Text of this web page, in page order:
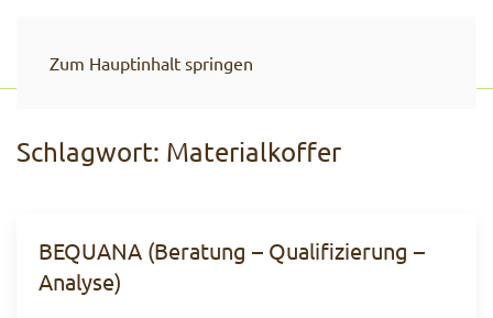
Zum Hauptinhalt springen
Schlagwort: Materialkoffer
BEQUANA (Beratung – Qualifizierung –
Analyse)